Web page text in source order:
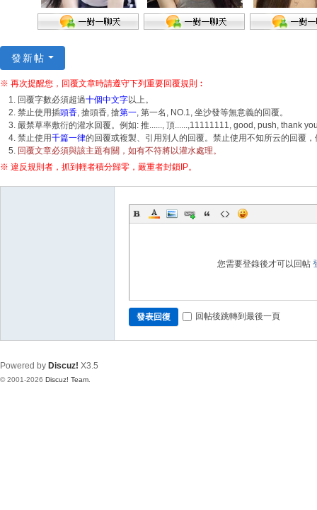
發新帖
※ 再次提醒您，回覆文章時請遵守下列重要回覆規則︰
回覆字數必須超過十個中文字以上。
禁止使用插頭香, 搶頭香, 搶第一, 第一名, NO.1, 坐沙發等無意義的回覆。
嚴禁草率敷衍的灌水回覆。例如: 推......, 頂......,11111111, good, push, thank
禁止使用千篇一律的回覆或複製、引用別人的回覆。禁止使用不知所云的回覆
回覆文章必須與該主題有關，如有不符將以灌水處理。
※ 違反規則者，抓到輕者積分歸零，嚴重者封鎖IP。
您需要登錄後才可以回帖
發表回復 回帖後跳轉到最後一頁
Powered by Discuz! X3.5
© 2001-2026 Discuz! Team